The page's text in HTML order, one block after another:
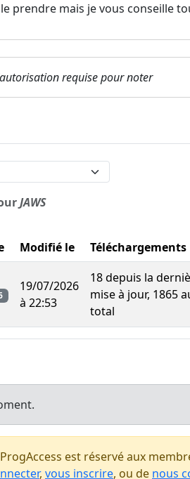
prendre mais je vous conseille
requise pour noter
JAWS
Modifié le Téléchargements
19/07/2026
à 22:53
18 depuis la
mise à jour, 1865
total
est réservé aux
, vous inscrire, ou de nous